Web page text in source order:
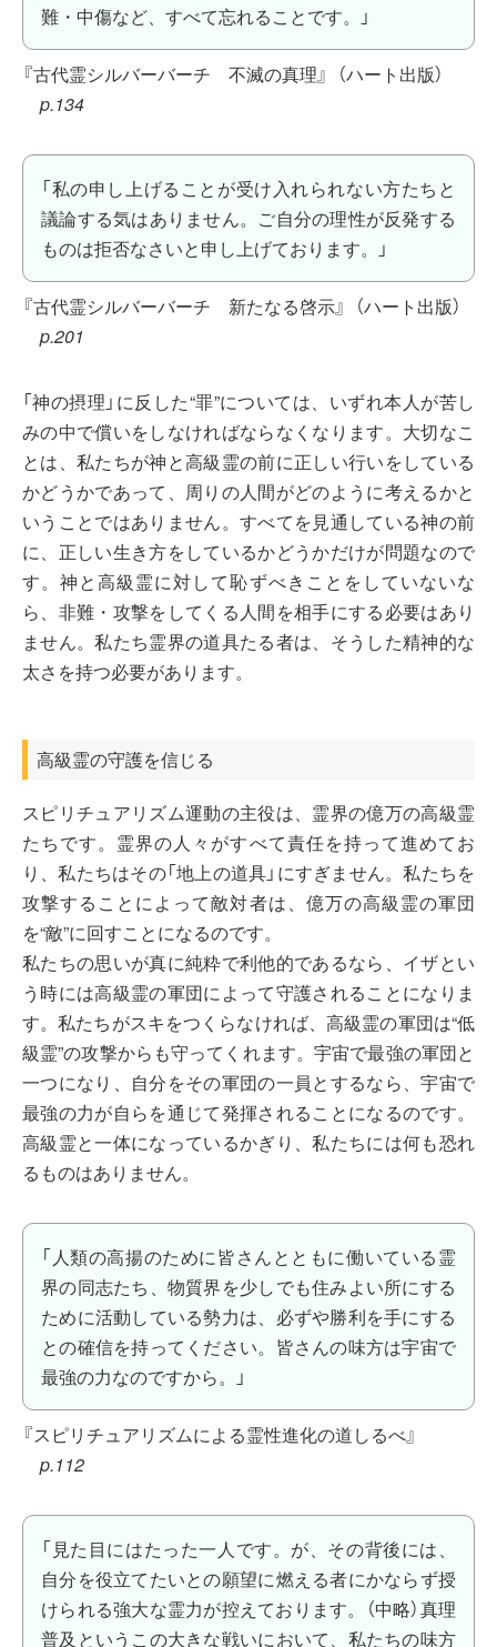
難・中傷など、すべて忘れることです。」
『古代霊シルバーバーチ 不滅の真理』
（ハート出版）
p.134
「私の申し上げることが受け入れられない方たちと
議論する気はありません。ご自分の理性が反発する
ものは拒否なさいと申し上げております。」
『古代霊シルバーバーチ 新たなる啓示』
（ハート出版）
p.201
「神の摂理」に反した“罪”については、いずれ本人が苦し
みの中で償いをしなければならなくなります。大切なこ
とは、私たちが神と高級霊の前に正しい行いをしている
かどうかであって、周りの人間がどのように考えるかと
いうことではありません。すべてを見通している神の前
に、正しい生き方をしているかどうかだけが問題なので
す。神と高級霊に対して恥ずべきことをしていないな
ら、非難・攻撃をしてくる人間を相手にする必要はあり
ません。私たち霊界の道具たる者は、そうした精神的な
太さを持つ必要があります。
高級霊の守護を信じる
スピリチュアリズム運動の主役は、霊界の億万の高級霊
たちです。霊界の人々がすべて責任を持って進めてお
り、私たちはその「地上の道具」にすぎません。私たちを
攻撃することによって敵対者は、億万の高級霊の軍団
を“敵”に回すことになるのです。
私たちの思いが真に純粋で利他的であるなら、イザとい
う時には高級霊の軍団によって守護されることになりま
す。私たちがスキをつくらなければ、高級霊の軍団は“低
級霊”の攻撃からも守ってくれます。宇宙で最強の軍団と
一つになり、自分をその軍団の一員とするなら、宇宙で
最強の力が自らを通じて発揮されることになるのです。
高級霊と一体になっているかぎり、私たちには何も恐れ
るものはありません。
「人類の高揚のために皆さんとともに働いている霊
界の同志たち、物質界を少しでも住みよい所にする
ために活動している勢力は、必ずや勝利を手にする
との確信を持ってください。皆さんの味方は宇宙で
最強の力なのですから。」
『スピリチュアリズムによる霊性進化の道しるべ』
p.112
「見た目にはたった一人です。が、その背後には、
自分を役立てたいとの願望に燃える者にかならず授
けられる強大な霊力が控えております。（中略）真理
普及というこの大きな戦いにおいて、私たちの味方